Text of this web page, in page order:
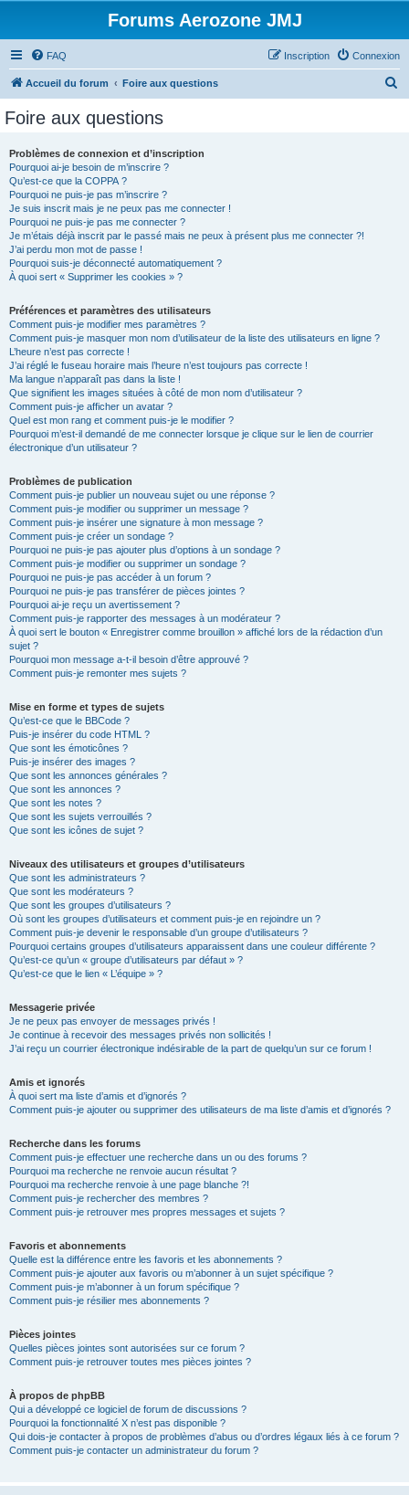
Forums Aerozone JMJ
FAQ Connexion
Inscription
Accueil du forum Foire aux questions
Foire aux questions
Problèmes de connexion et d’inscription
Pourquoi ai-je besoin de m’inscrire ?
Qu’est-ce que la COPPA ?
Pourquoi ne puis-je pas m’inscrire ?
Je suis inscrit mais je ne peux pas me connecter !
Pourquoi ne puis-je pas me connecter ?
Je m’étais déjà inscrit par le passé mais ne peux à présent plus me connecter ?!
J’ai perdu mon mot de passe !
Pourquoi suis-je déconnecté automatiquement ?
À quoi sert « Supprimer les cookies » ?
Préférences et paramètres des utilisateurs
Comment puis-je modifier mes paramètres ?
Comment puis-je masquer mon nom d’utilisateur de la liste des utilisateurs en ligne ?
L’heure n’est pas correcte !
J’ai réglé le fuseau horaire mais l’heure n’est toujours pas correcte !
Ma langue n’apparaît pas dans la liste !
Que signifient les images situées à côté de mon nom d’utilisateur ?
Comment puis-je afficher un avatar ?
Quel est mon rang et comment puis-je le modifier ?
Pourquoi m’est-il demandé de me connecter lorsque je clique sur le lien de courrier
électronique d’un utilisateur ?
Problèmes de publication
Comment puis-je publier un nouveau sujet ou une réponse ?
Comment puis-je modifier ou supprimer un message ?
Comment puis-je insérer une signature à mon message ?
Comment puis-je créer un sondage ?
Pourquoi ne puis-je pas ajouter plus d’options à un sondage ?
Comment puis-je modifier ou supprimer un sondage ?
Pourquoi ne puis-je pas accéder à un forum ?
Pourquoi ne puis-je pas transférer de pièces jointes ?
Pourquoi ai-je reçu un avertissement ?
Comment puis-je rapporter des messages à un modérateur ?
À quoi sert le bouton « Enregistrer comme brouillon » affiché lors de la rédaction d’un
sujet ?
Pourquoi mon message a-t-il besoin d’être approuvé ?
Comment puis-je remonter mes sujets ?
Mise en forme et types de sujets
Qu’est-ce que le BBCode ?
Puis-je insérer du code HTML ?
Que sont les émoticônes ?
Puis-je insérer des images ?
Que sont les annonces générales ?
Que sont les annonces ?
Que sont les notes ?
Que sont les sujets verrouillés ?
Que sont les icônes de sujet ?
Niveaux des utilisateurs et groupes d’utilisateurs
Que sont les administrateurs ?
Que sont les modérateurs ?
Que sont les groupes d’utilisateurs ?
Où sont les groupes d’utilisateurs et comment puis-je en rejoindre un ?
Comment puis-je devenir le responsable d’un groupe d’utilisateurs ?
Pourquoi certains groupes d’utilisateurs apparaissent dans une couleur différente ?
Qu’est-ce qu’un « groupe d’utilisateurs par défaut » ?
Qu’est-ce que le lien « L’équipe » ?
Messagerie privée
Je ne peux pas envoyer de messages privés !
Je continue à recevoir des messages privés non sollicités !
J’ai reçu un courrier électronique indésirable de la part de quelqu’un sur ce forum !
Amis et ignorés
À quoi sert ma liste d’amis et d’ignorés ?
Comment puis-je ajouter ou supprimer des utilisateurs de ma liste d’amis et d’ignorés ?
Recherche dans les forums
Comment puis-je effectuer une recherche dans un ou des forums ?
Pourquoi ma recherche ne renvoie aucun résultat ?
Pourquoi ma recherche renvoie à une page blanche ?!
Comment puis-je rechercher des membres ?
Comment puis-je retrouver mes propres messages et sujets ?
Favoris et abonnements
Quelle est la différence entre les favoris et les abonnements ?
Comment puis-je ajouter aux favoris ou m’abonner à un sujet spécifique ?
Comment puis-je m’abonner à un forum spécifique ?
Comment puis-je résilier mes abonnements ?
Pièces jointes
Quelles pièces jointes sont autorisées sur ce forum ?
Comment puis-je retrouver toutes mes pièces jointes ?
À propos de phpBB
Qui a développé ce logiciel de forum de discussions ?
Pourquoi la fonctionnalité X n’est pas disponible ?
Qui dois-je contacter à propos de problèmes d’abus ou d’ordres légaux liés à ce forum ?
Comment puis-je contacter un administrateur du forum ?